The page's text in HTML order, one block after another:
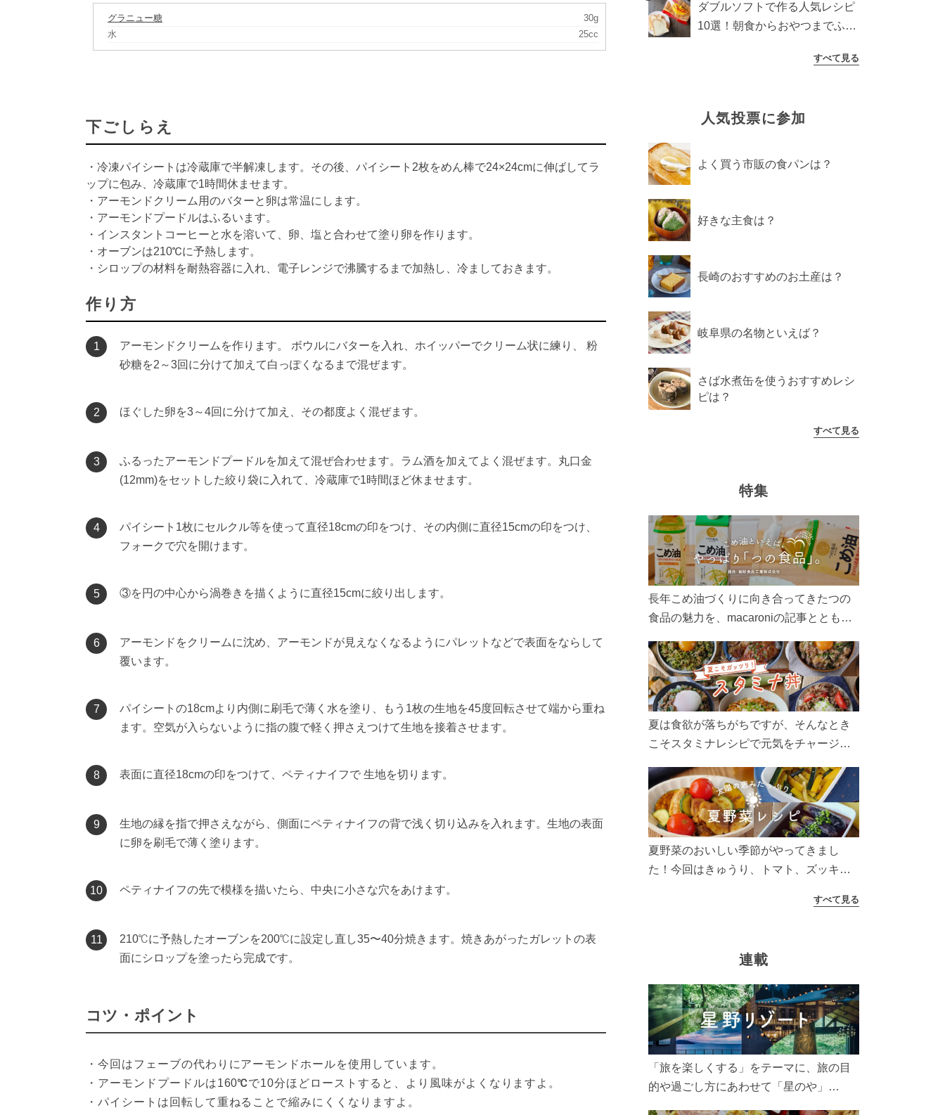
グラニュー糖
30g
水
25cc
下ごしらえ
・冷凍パイシートは冷蔵庫で半解凍します。その後、パイシート2枚をめん棒で24×24cmに伸ばしてラ
ップに包み、冷蔵庫で1時間休ませます。
・アーモンドクリーム用のバターと卵は常温にします。
・アーモンドプードルはふるいます。
・インスタントコーヒーと水を溶いて、卵、塩と合わせて塗り卵を作ります。
・オーブンは210℃に予熱します。
・シロップの材料を耐熱容器に入れ、電子レンジで沸騰するまで加熱し、冷ましておきます。
作り方
1
アーモンドクリームを作ります。 ボウルにバターを入れ、ホイッパーでクリーム状に練り、 粉
砂糖を2～3回に分けて加えて白っぽくなるまで混ぜます。
2 ほぐした卵を3～4回に分けて加え、その都度よく混ぜます。
3
ふるったアーモンドプードルを加えて混ぜ合わせます。ラム酒を加えてよく混ぜます。丸口金
(12mm)をセットした絞り袋に入れて、冷蔵庫で1時間ほど休ませます。
4
パイシート1枚にセルクル等を使って直径18cmの印をつけ、その内側に直径15cmの印をつけ、
フォークで穴を開けます。
5 ③を円の中心から渦巻きを描くように直径15cmに絞り出します。
6
アーモンドをクリームに沈め、アーモンドが見えなくなるようにパレットなどで表面をならして
覆います。
7
パイシートの18cmより内側に刷毛で薄く水を塗り、もう1枚の生地を45度回転させて端から重ね
ます。空気が入らないように指の腹で軽く押さえつけて生地を接着させます。
8 表面に直径18cmの印をつけて、ペティナイフで 生地を切ります。
9
生地の縁を指で押さえながら、側面にペティナイフの背で浅く切り込みを入れます。生地の表面
に卵を刷毛で薄く塗ります。
10 ペティナイフの先で模様を描いたら、中央に小さな穴をあけます。
11
210℃に予熱したオーブンを200℃に設定し直し35〜40分焼きます。焼きあがったガレットの表
面にシロップを塗ったら完成です。
コツ・ポイント
・今回はフェーブの代わりにアーモンドホールを使用しています。
・アーモンドプードルは160℃で10分ほどローストすると、より風味がよくなりますよ。
・パイシートは回転して重ねることで縮みにくくなりますよ。
ダブルソフトで作る人気レシピ
10選！朝食からおやつまでふん
すべて見る
人気投票に参加
よく買う市販の食パンは？
好きな主食は？
長崎のおすすめのお土産は？
岐阜県の名物といえば？
さば水煮缶を使うおすすめレシ
ピは？
すべて見る
特集
長年こめ油づくりに向き合ってきたつの
食品の魅力を、macaroniの記事とともに
ん、製造現場や品質へのこだわりまで。
こめ油をもっと好きになるコンテンツを
ぜひお楽しみください。
夏は食欲が落ちがちですが、そんなとき
こそスタミナレシピで元気をチャージ！
リ食べて、夏バテを吹き飛ばしましょ
う！
夏野菜のおいしい季節がやってきまし
た！今回はきゅうり、トマト、ズッキー
太陽の光をたっぷりあびた夏野菜は栄養
すべて見る
連載
「旅を楽しくする」をテーマに、旅の目
的や過ごし方にあわせて「星のや」